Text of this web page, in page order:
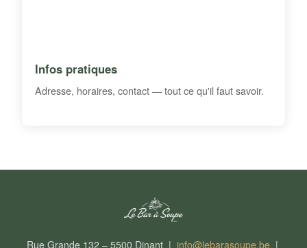
Infos pratiques
Adresse, horaires, contact — tout ce qu'il faut savoir.
Rue Grande 132 – 5500 Dinant | info@lebarasoupe.be|